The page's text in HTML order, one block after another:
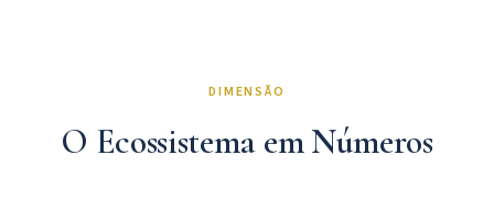
DIMENSÃO
O Ecossistema em Números